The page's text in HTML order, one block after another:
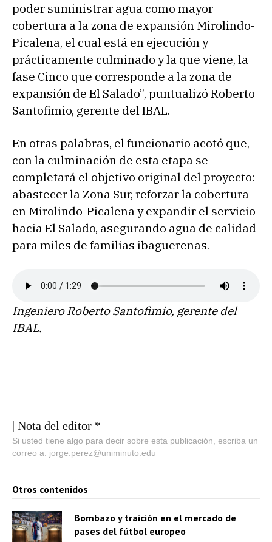
poder suministrar agua como mayor
cobertura a la zona de expansión Mirolindo-
Picaleña, el cual está en ejecución y
prácticamente culminado y la que viene, la
fase Cinco que corresponde a la zona de
expansión de El Salado”, puntualizó Roberto
Santofimio, gerente del IBAL.
En otras palabras, el funcionario acotó que,
con la culminación de esta etapa se
completará el objetivo original del proyecto:
abastecer la Zona Sur, reforzar la cobertura
en Mirolindo-Picaleña y expandir el servicio
hacia El Salado, asegurando agua de calidad
para miles de familias ibaguereñas.
Ingeniero Roberto Santofimio, gerente del
IBAL.
| Nota del editor *
Si usted tiene algo para decir sobre esta publicación, escriba un
correo a: jorge.perez@uniminuto.edu
Otros contenidos
Bombazo y traición en el mercado de
pases del fútbol europeo